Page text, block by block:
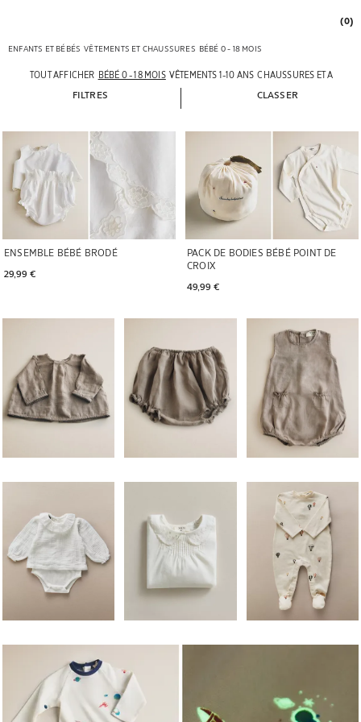
(0)
ENFANTS ET BÉBÉS VÊTEMENTS ET CHAUSSURES BÉBÉ 0 - 18 MOIS
TOUT AFFICHER BÉBÉ 0 - 18 MOIS VÊTEMENTS 1-10 ANS CHAUSSURES ET
FILTRES CLASSER
ENSEMBLE BÉBÉ BRODÉ
29,99 €
PACK DE BODIES BÉBÉ POINT DE
CROIX
49,99 €
Image changée en 1 de 6 Image changée en 1 de 5 Image changée en 1 de
Image changée en 1 de 6 Image changée en 1 de 5 Image changée en 1 de